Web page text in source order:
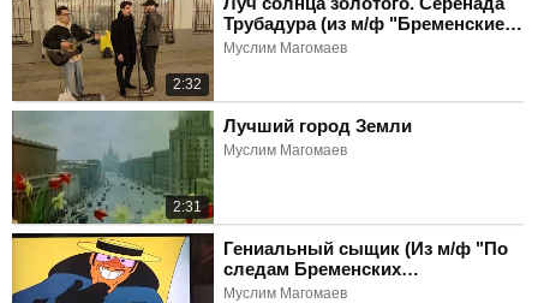
2:32
Трубадура (из м/ф "Бременские
музыканты")
Муслим Магомаев
2:31
Лучший город Земли
Муслим Магомаев
Гениальный сыщик (Из м/ф "По
следам Бременских
музыкантов")
Муслим Магомаев